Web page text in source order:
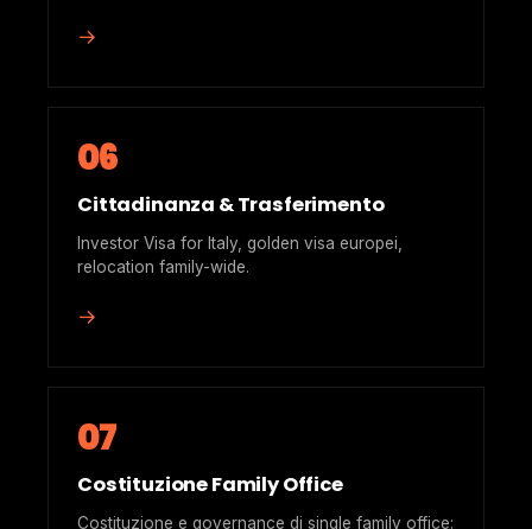
→
06
Cittadinanza & Trasferimento
Investor Visa for Italy, golden visa europei,
relocation family-wide.
→
07
Costituzione Family Office
Costituzione e governance di single family office: